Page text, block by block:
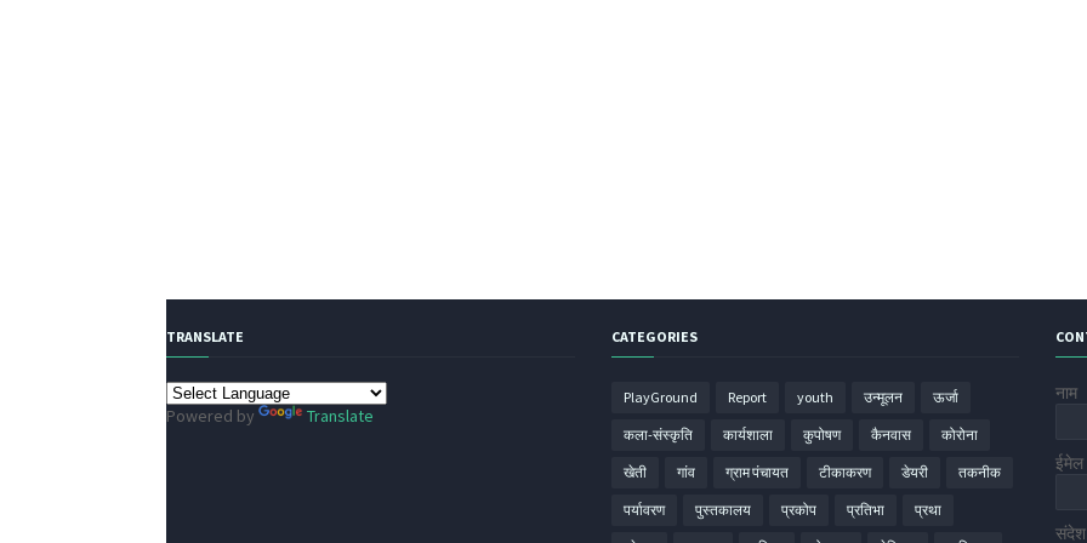
TRANSLATE
Powered by Translate
CATEGORIES
PlayGround Report youth उन्मूलन ऊर्जा
कला-संस्कृति कार्यशाला कुपोषण कैनवास कोरोना
खेती गांव ग्राम पंचायत टीकाकरण डेयरी तकनीक
पर्यावरण पुस्तकालय प्रकोप प्रतिभा प्रथा
नाम
ईमेल
संदेश